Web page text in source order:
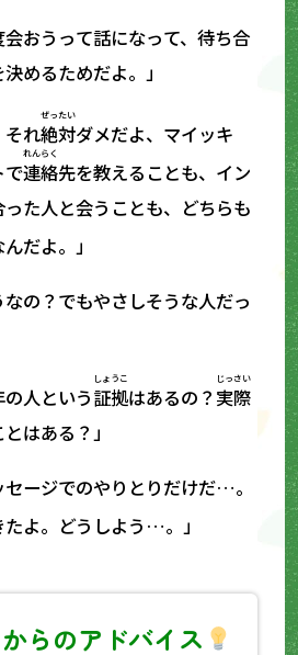
おうって話になって、待ち合
めるためだよ。」
それ絶対
ぜったい
ダメだよ、マイッキ
で連絡
れんらく
先を教えることも、イン
た人と会うことも、どちらも
だよ。」
の？でもやさしそうな人だっ
人という証拠
しょうこ
はあるの？ 実際
じっさい
はある？」
ージでのやりとりだけだ…。
たよ。どうしよう…。」
らのアドバイス